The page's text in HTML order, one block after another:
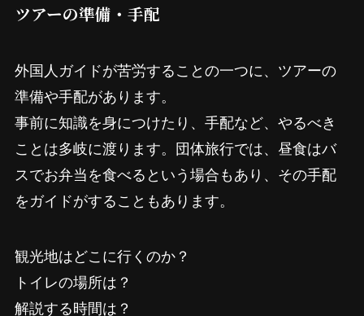
ツアーの準備・手配
外国人ガイドが苦労することの一つに、ツアーの
準備や手配があります。
事前に知識を身につけたり、手配など、やるべき
ことは多岐に渡ります。団体旅行では、昼食はバ
スでお弁当を食べるという場合もあり、その手配
をガイドがすることもあります。
観光地はどこに行くのか？
トイレの場所は？
解説する時間は？